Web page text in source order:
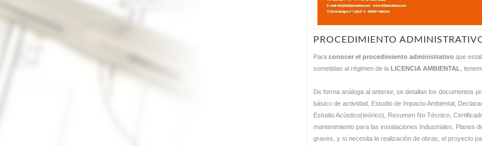
PROCEDIMIENTO
Paraconocer el procedimiento administrativo que
sometidas al régimen de la LICENCIA AMBIENTAL ,
De forma análoga al anterior, se detallan los documentos
básico de actividad, Estudio de Impacto Ambiental,
Estudio Acústico(teórico), Resumen No Técnico,
mantenimiento para las instalaciones Industriales, Planes
graves, y si necesita la realización de obras, el proyecto